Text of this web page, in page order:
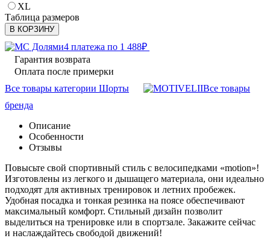
XL
Таблица размеров
В КОРЗИНУ
4 платежа по 1 488₽
Гарантия возврата
Оплата после примерки
Все товары категории Шорты
Все товары
бренда
Описание
Особенности
Отзывы
Повысьте свой спортивный стиль с велосипедками «motion»!
Изготовлены из легкого и дышащего материала, они идеально
подходят для активных тренировок и летних пробежек.
Удобная посадка и тонкая резинка на поясе обеспечивают
максимальный комфорт. Стильный дизайн позволит
выделиться на тренировке или в спортзале. Закажите сейчас
и наслаждайтесь свободой движений!